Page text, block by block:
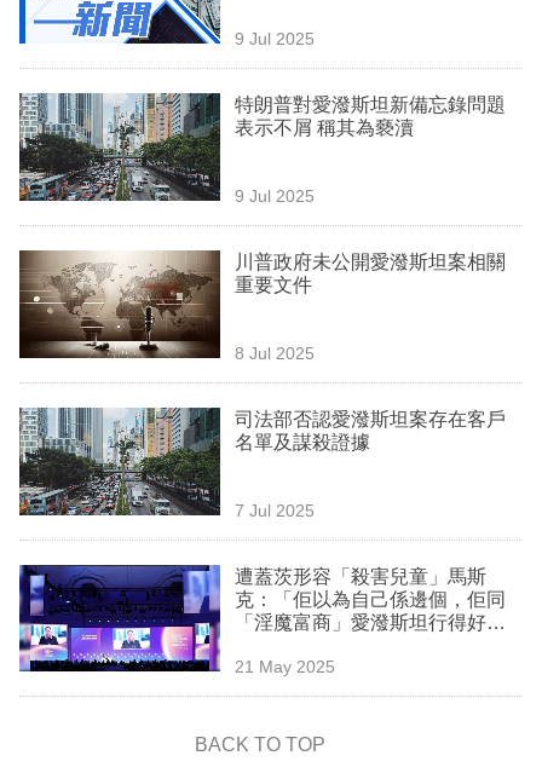
事
欄
訂
閱
區
9 Jul 2025
特朗普對愛潑斯坦新備忘錄問題
表示不屑 稱其為褻瀆
9 Jul 2025
川普政府未公開愛潑斯坦案相關
重要文件
8 Jul 2025
司法部否認愛潑斯坦案存在客戶
名單及謀殺證據
7 Jul 2025
遭蓋茨形容「殺害兒童」馬斯
克：「佢以為自己係邊個，佢同
「淫魔富商」愛潑斯坦行得好
21 May 2025
BACK TO TOP